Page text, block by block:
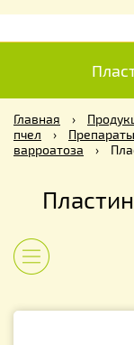
Главная ›
пчел
› Препараты
варроатоза
›